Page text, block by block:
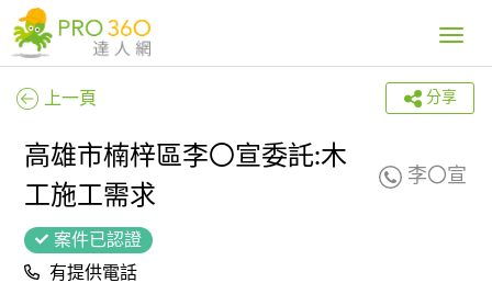
Toggle
上一頁 分享
高雄市楠梓區李〇宣委託:木
工施工需求
李〇宣
案件已認證
有提供電話